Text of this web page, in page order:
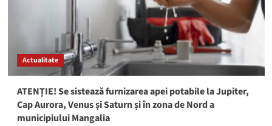
Actualitate
ATENȚIE! Se sistează furnizarea apei potabile la Jupiter,
Cap Aurora, Venus și Saturn și în zona de Nord a
municipiului Mangalia